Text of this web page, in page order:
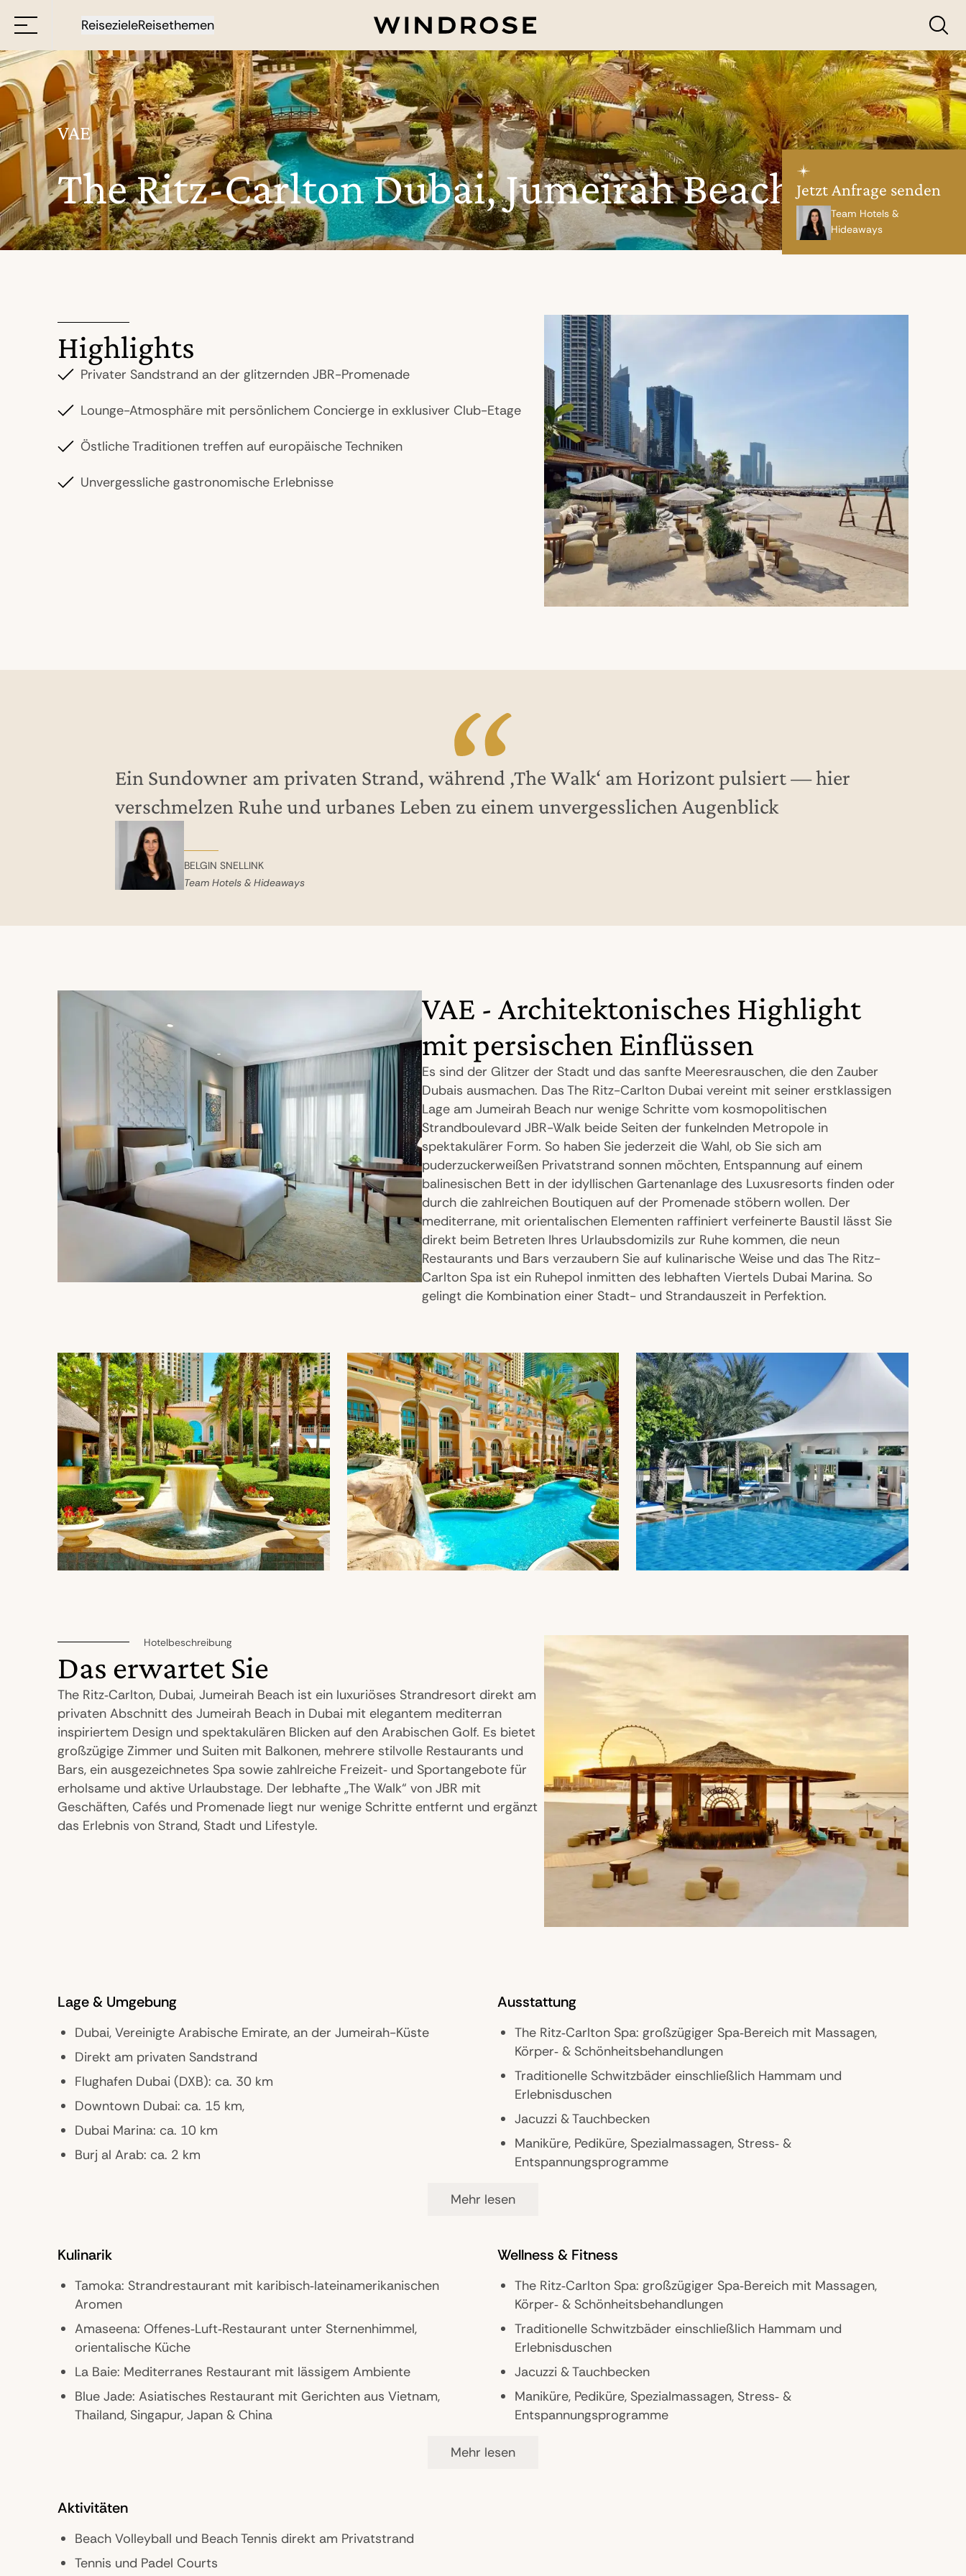
ReisezieleReisethemen
Jetzt Anfrage senden
Team Hotels &
Hideaways
VAE
The Ritz-Carlton Dubai, Jumeirah Beach
Highlights
Privater Sandstrand an der glitzernden JBR-Promenade
Lounge-Atmosphäre mit persönlichem Concierge in exklusiver Club-Etage
Östliche Traditionen treffen auf europäische Techniken
Unvergessliche gastronomische Erlebnisse
Ein Sundowner am privaten Strand, während ‚The Walk‘ am Horizont pulsiert — hier
verschmelzen Ruhe und urbanes Leben zu einem unvergesslichen Augenblick
BELGIN SNELLINK
Team Hotels & Hideaways
VAE - Architektonisches Highlight
mit persischen Einflüssen
Es sind der Glitzer der Stadt und das sanfte Meeresrauschen, die den Zauber
Dubais ausmachen. Das The Ritz-Carlton Dubai vereint mit seiner erstklassigen
Lage am Jumeirah Beach nur wenige Schritte vom kosmopolitischen
Strandboulevard JBR-Walk beide Seiten der funkelnden Metropole in
spektakulärer Form. So haben Sie jederzeit die Wahl, ob Sie sich am
puderzuckerweißen Privatstrand sonnen möchten, Entspannung auf einem
balinesischen Bett in der idyllischen Gartenanlage des Luxusresorts finden oder
durch die zahlreichen Boutiquen auf der Promenade stöbern wollen. Der
mediterrane, mit orientalischen Elementen raffiniert verfeinerte Baustil lässt Sie
direkt beim Betreten Ihres Urlaubsdomizils zur Ruhe kommen, die neun
Restaurants und Bars verzaubern Sie auf kulinarische Weise und das The Ritz-
Carlton Spa ist ein Ruhepol inmitten des lebhaften Viertels Dubai Marina. So
gelingt die Kombination einer Stadt- und Strandauszeit in Perfektion.
Hotelbeschreibung
Das erwartet Sie
The Ritz‑Carlton, Dubai, Jumeirah Beach ist ein luxuriöses Strandresort direkt am
privaten Abschnitt des Jumeirah Beach in Dubai mit elegantem mediterran
inspiriertem Design und spektakulären Blicken auf den Arabischen Golf. Es bietet
großzügige Zimmer und Suiten mit Balkonen, mehrere stilvolle Restaurants und
Bars, ein ausgezeichnetes Spa sowie zahlreiche Freizeit‑ und Sportangebote für
erholsame und aktive Urlaubstage. Der lebhafte „The Walk“ von JBR mit
Geschäften, Cafés und Promenade liegt nur wenige Schritte entfernt und ergänzt
das Erlebnis von Strand, Stadt und Lifestyle.
Lage & Umgebung
Dubai, Vereinigte Arabische Emirate, an der Jumeirah-Küste
Direkt am privaten Sandstrand
Flughafen Dubai (DXB): ca. 30 km
Downtown Dubai: ca. 15 km,
Dubai Marina: ca. 10 km
Burj al Arab: ca. 2 km
Ausstattung
The Ritz‑Carlton Spa: großzügiger Spa‑Bereich mit Massagen,
Körper‑ & Schönheitsbehandlungen
Traditionelle Schwitzbäder einschließlich Hammam und
Erlebnisduschen
Jacuzzi & Tauchbecken
Maniküre, Pediküre, Spezialmassagen, Stress‑ &
Entspannungsprogramme
Stretching, Yoga
Mehr lesen
Kulinarik
Tamoka: Strandrestaurant mit karibisch‑lateinamerikanischen
Aromen
Amaseena: Offenes‑Luft‑Restaurant unter Sternenhimmel,
orientalische Küche
La Baie: Mediterranes Restaurant mit lässigem Ambiente
Blue Jade: Asiatisches Restaurant mit Gerichten aus Vietnam,
Thailand, Singapur, Japan & China
Gentleman’s‑Club‑Atmosphäre
The Lobby Lounge: Elegant im Resort‑Hauptbereich mit
Nachmittagstee, Kaffee und Drinks
Wellness & Fitness
The Ritz‑Carlton Spa: großzügiger Spa‑Bereich mit Massagen,
Körper‑ & Schönheitsbehandlungen
Traditionelle Schwitzbäder einschließlich Hammam und
Erlebnisduschen
Jacuzzi & Tauchbecken
Maniküre, Pediküre, Spezialmassagen, Stress‑ &
Entspannungsprogramme
Stretching und Yoga
Mehr lesen
Aktivitäten
Beach Volleyball und Beach Tennis direkt am Privatstrand
Tennis und Padel Courts